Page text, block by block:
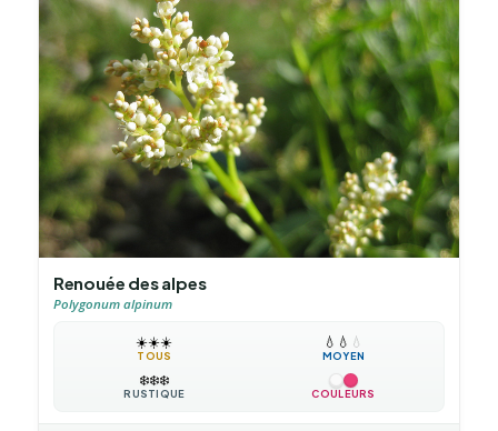
Renouée des alpes
Polygonum alpinum
☀️☀️☀️
TOUS
💧 💧 💧
MOYEN
❄️❄️❄️
RUSTIQUE COULEURS